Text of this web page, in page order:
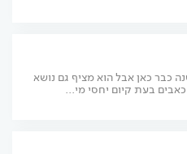
כבר כאן אבל הוא מציף גם נושא
בעת קיום יחסי מי...